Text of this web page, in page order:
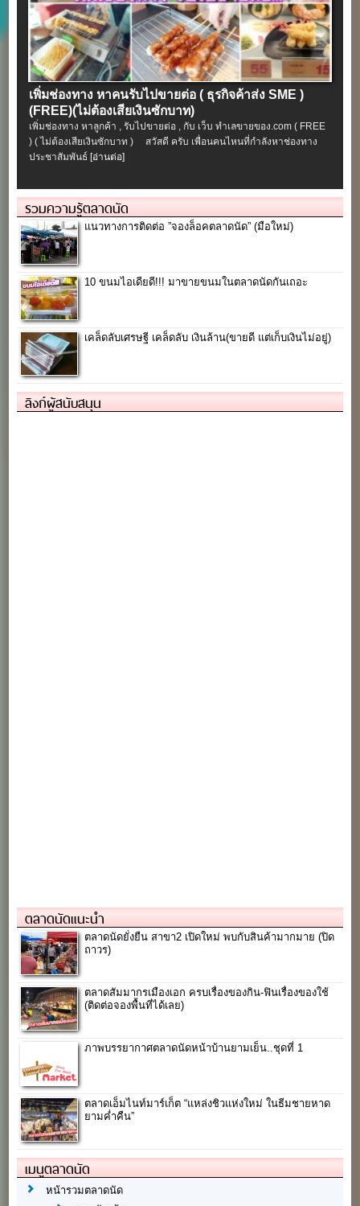
เพิ่มช่องทาง หาคนรับไปขายต่อ ( ธุรกิจค้าส่ง SME )
(FREE)(ไม่ต้องเสียเงินซักบาท)
เพิ่มช่องทาง หาลูกค้า , รับไปขายต่อ , กับ เว็บ ทำเลขายของ.com ( FREE
) ( ไม่ต้องเสียเงินซักบาท ) สวัสดี ครับ เพื่อนคนไหนที่กำลังหาช่องทาง
ประชาสัมพันธ์ [อ่านต่อ]
รวมความรู้ตลาดนัด
แนวทางการติดต่อ ”จองล็อคตลาดนัด” (มือใหม่)
10 ขนมไอเดียดี!!! มาขายขนมในตลาดนัดกันเถอะ
เคล็ดลับเศรษฐี เคล็ดลับ เงินล้าน(ขายดี แต่เก็บเงินไม่อยู่)
ลิงก์ผู้สนับสนุน
ตลาดนัดแนะนำ
ตลาดนัดยั่งยืน สาขา2 เปิดใหม่ พบกับสินค้ามากมาย (ปิด
ถาวร)
ตลาดสัมมากรเมืองเอก ครบเรื่องของกิน-ฟินเรื่องของใช้
(ติดต่อจองพื้นที่ได้เลย)
ภาพบรรยากาศตลาดนัดหน้าบ้านยามเย็น..ชุดที่ 1
ตลาดเอ็มไนท์มาร์เก็ต “แหล่งชิวแห่งใหม่ ในธีมชายหาด
ยามค่ำคืน”
เมนูตลาดนัด
หน้ารวมตลาดนัด